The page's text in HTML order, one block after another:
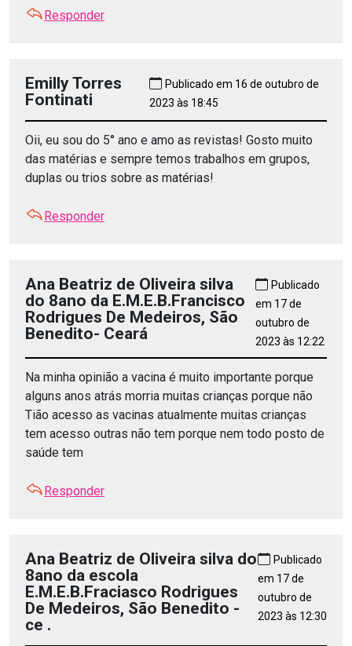
Responder
Emilly Torres
Fontinati
Publicado em 16 de outubro de
2023 às 18:45
Oii, eu sou do 5° ano e amo as revistas! Gosto muito
das matérias e sempre temos trabalhos em grupos,
duplas ou trios sobre as matérias!
Responder
Ana Beatriz de Oliveira silva
do 8ano da E.M.E.B.Francisco
Rodrigues De Medeiros, São
Benedito- Ceará
Publicado
em 17 de
outubro de
2023 às 12:22
Na minha opinião a vacina é muito importante porque
alguns anos atrás morria muitas crianças porque não
Tião acesso as vacinas atualmente muitas crianças
tem acesso outras não tem porque nem todo posto de
saúde tem
Responder
Ana Beatriz de Oliveira silva do
8ano da escola
E.M.E.B.Fraciasco Rodrigues
De Medeiros, São Benedito -
ce .
Publicado
em 17 de
outubro de
2023 às 12:30